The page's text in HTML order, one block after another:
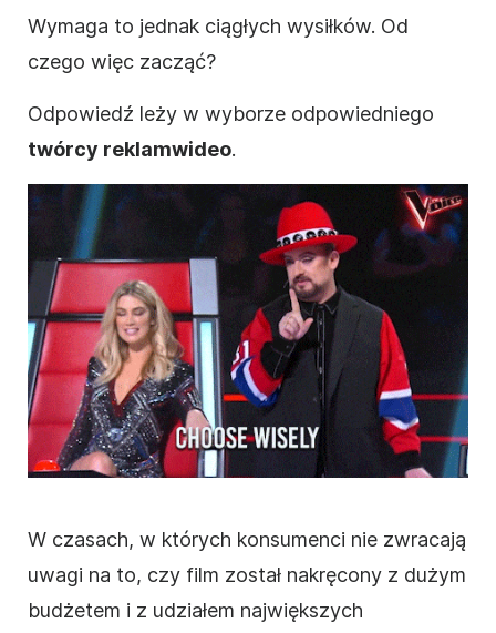
Wymaga to jednak ciągłych wysiłków. Od
czego więc zacząć?
Odpowiedź leży w wyborze odpowiedniego
twórcy reklamwideo.
W czasach, w których konsumenci nie zwracają
uwagi na to, czy film został nakręcony z dużym
budżetem i z udziałem największych